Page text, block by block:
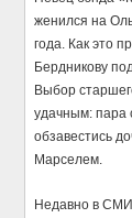
женился на
года. Как это
Бердникову
Выбор
удачным: пара
обзавестись
Марселем.
Недавно в